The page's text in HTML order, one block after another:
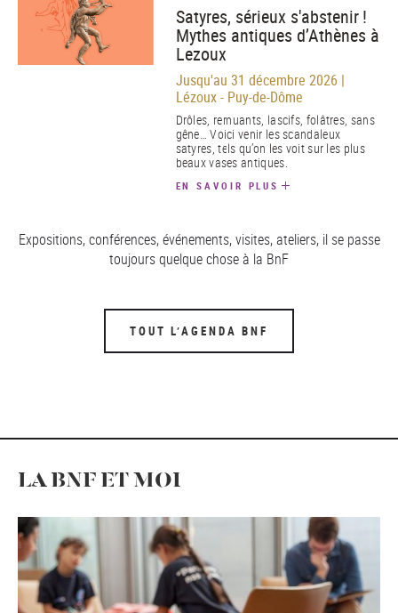
Satyres, sérieux s'abstenir !
Mythes antiques d’Athènes à
Lezoux
Jusqu'au 31 décembre 2026 |
Lézoux - Puy-de-Dôme
Drôles, remuants, lascifs, folâtres, sans
gêne… Voici venir les scandaleux
satyres, tels qu’on les voit sur les plus
beaux vases antiques.
EN SAVOIR PLUS
Expositions, conférences, événements, visites, ateliers, il se passe
toujours quelque chose à la BnF
TOUT L’AGENDA BNF
LA BNF ET MOI